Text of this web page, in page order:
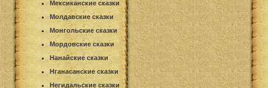
Мексиканские сказки
Молдавские сказки
Монгольские сказки
Мордовские сказки
Нанайские сказки
Нганасанские сказки
Негидальские сказки